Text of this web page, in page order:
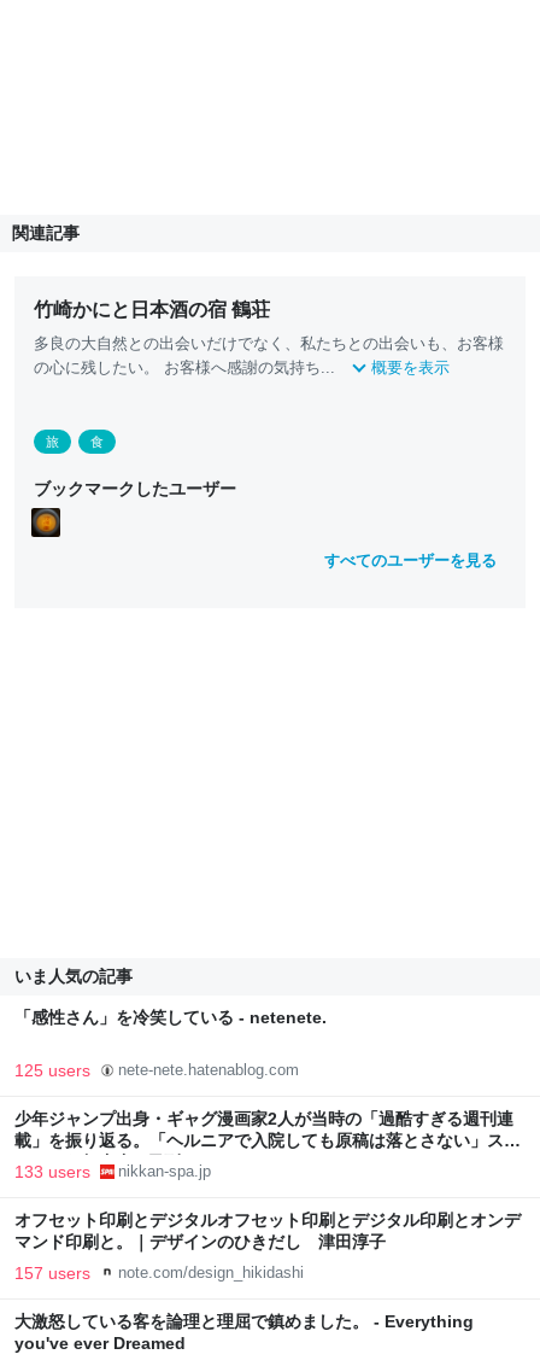
関連記事
竹崎かにと日本酒の宿 鶴荘
多良の大自然との出会いだけでなく、私たちとの出会いも、お客様
の心に残したい。 お客様へ感謝の気持ち...
概要を表示
旅 食
ブックマークしたユーザー
すべてのユーザーを見る
いま人気の記事
「感性さん」を冷笑している - netenete.
125 users nete-nete.hatenablog.com
少年ジャンプ出身・ギャグ漫画家2人が当時の「過酷すぎる週刊連
載」を振り返る。「ヘルニアで入院しても原稿は落とさない」スト
イックな舞台裏 | 日刊SPA!
133 users nikkan-spa.jp
オフセット印刷とデジタルオフセット印刷とデジタル印刷とオンデ
マンド印刷と。｜デザインのひきだし 津田淳子
157 users note.com/design_hikidashi
大激怒している客を論理と理屈で鎮めました。 - Everything
you've ever Dreamed